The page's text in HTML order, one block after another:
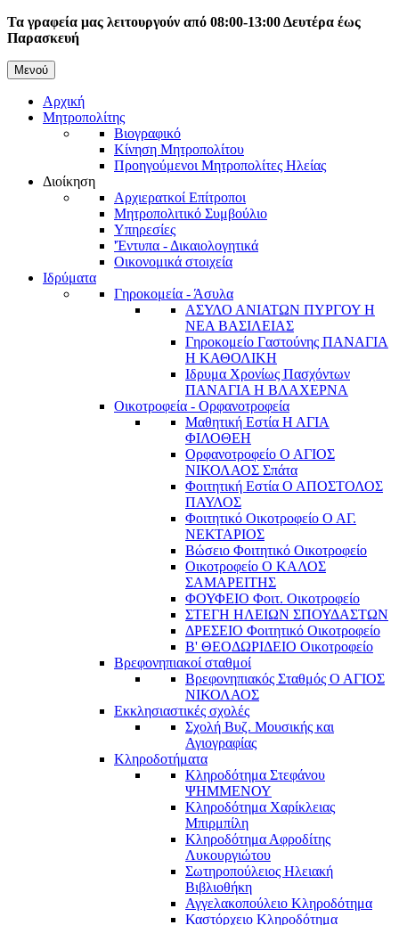
Παράκαμψη
προς
κυρίως
Τα γραφεία μας λειτουργούν από 08:00-13:00 Δευτέρα έως
Παρασκευή
Κεντρική
πλοήγηση
Μενού
Αρχική
Μητροπολίτης
Βιογραφικό
Κίνηση Μητροπολίτου
Προηγούμενοι Μητροπολίτες Ηλείας
Διοίκηση
Αρχιερατκοί Επίτροποι
Μητροπολιτικό Συμβούλιο
Υπηρεσίες
'Έντυπα - Δικαιολογητικά
Οικονομικά στοιχεία
Ιδρύματα
Γηροκομεία - Άσυλα
ΑΣΥΛΟ ΑΝΙΑΤΩΝ ΠΥΡΓΟΥ Η
ΝΕΑ ΒΑΣΙΛΕΙΑΣ
Γηροκομείο Γαστούνης ΠΑΝΑΓΙΑ
Η ΚΑΘΟΛΙΚΗ
Ιδρυμα Χρονίως Πασχόντων
ΠΑΝΑΓΙΑ Η ΒΛΑΧΕΡΝΑ
Οικοτροφεία - Ορφανοτροφεία
Μαθητική Εστία Η ΑΓΙΑ
ΦΙΛΟΘΕΗ
Ορφανοτροφείο Ο ΑΓΙΟΣ
ΝΙΚΟΛΑΟΣ Σπάτα
Φοιτητική Εστία Ο ΑΠΟΣΤΟΛΟΣ
ΠΑΥΛΟΣ
Φοιτητικό Οικοτροφείο Ο ΑΓ.
ΝΕΚΤΑΡΙΟΣ
Βώσειο Φοιτητικό Οικοτροφείο
Οικοτροφείο Ο ΚΑΛΟΣ
ΣΑΜΑΡΕΙΤΗΣ
ΦΟΥΦΕΙΟ Φοιτ. Οικοτροφείο
ΣΤΕΓΗ ΗΛΕΙΩΝ ΣΠΟΥΔΑΣΤΩΝ
ΔΡΕΣΕΙΟ Φοιτητικό Οικοτροφείο
Β' ΘΕΟΔΩΡΙΔΕΙΟ Οικοτροφείο
Βρεφονηπιακοί σταθμοί
Βρεφονηπιακός Σταθμός Ο ΑΓΙΟΣ
ΝΙΚΟΛΑΟΣ
Εκκλησιαστικές σχολές
Σχολή Βυζ. Μουσικής και
Αγιογραφίας
Κληροδοτήματα
Κληροδότημα Στεφάνου
ΨΗΜΜΕΝΟΥ
Κληροδότημα Χαρίκλειας
Μπιρμπίλη
Κληροδότημα Αφροδίτης
Λυκουργιώτου
Σωτηροπούλειος Ηλειακή
Βιβλιοθήκη
Αγγελακοπούλειο Κληροδότημα
Καστόρχειο Κληροδότημα